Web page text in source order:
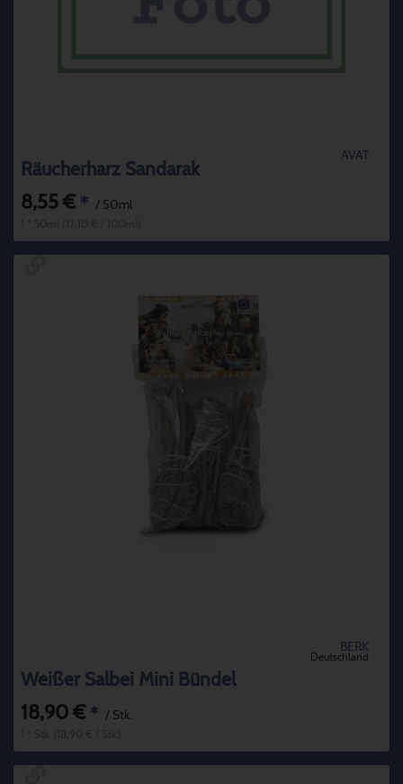
AVAT
Räucherharz Sandarak
8,55 € * / 50ml
BERK
Deutschland
Weißer Salbei Mini Bündel
18,90 € * / Stk.